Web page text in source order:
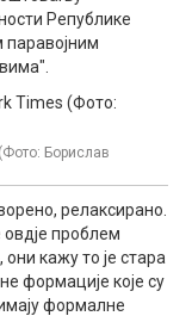
Републике
паравојним
Борислав
релаксирано.
проблем
кажу то је стара
формације које су
формалне